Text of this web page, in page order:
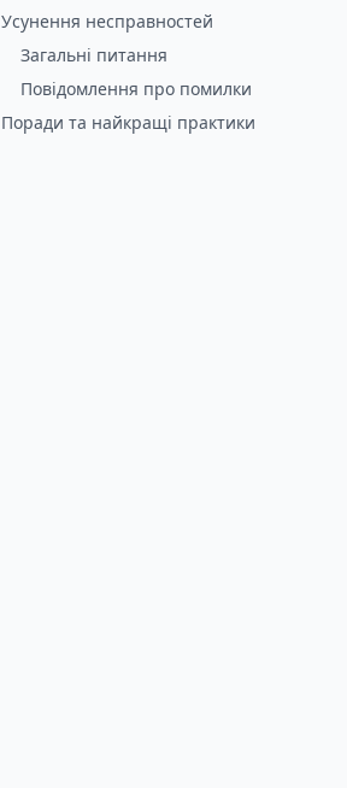
Усунення несправностей
Загальні питання
Повідомлення про помилки
Поради та найкращі практики